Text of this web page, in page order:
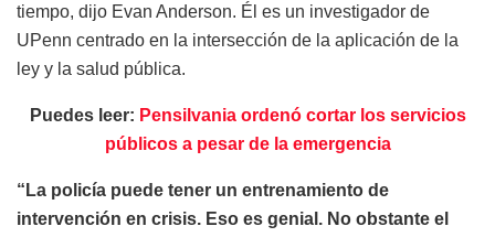
tiempo, dijo Evan Anderson. Él es un investigador de
UPenn centrado en la intersección de la aplicación de la
ley y la salud pública.
Puedes leer: Pensilvania ordenó cortar los servicios
públicos a pesar de la emergencia
“La policía puede tener un entrenamiento de
intervención en crisis. Eso es genial. No obstante el